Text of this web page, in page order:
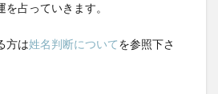
占っていきます。
方は姓名判断についてを参照下さ